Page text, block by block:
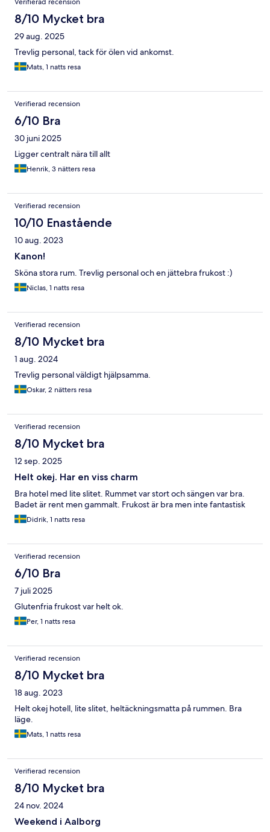
Verifierad recension
8/10 Mycket bra
29 aug. 2025
Trevlig personal, tack för ölen vid ankomst.
Mats, 1 natts resa
Verifierad recension
6/10 Bra
30 juni 2025
Ligger centralt nära till allt
Henrik, 3 nätters resa
Verifierad recension
10/10 Enastående
10 aug. 2023
Kanon!
Sköna stora rum. Trevlig personal och en jättebra frukost :)
Niclas, 1 natts resa
Verifierad recension
8/10 Mycket bra
1 aug. 2024
Trevlig personal väldigt hjälpsamma.
Oskar, 2 nätters resa
Verifierad recension
8/10 Mycket bra
12 sep. 2025
Helt okej. Har en viss charm
Bra hotel med lite slitet. Rummet var stort och sängen var bra.
Badet är rent men gammalt. Frukost är bra men inte fantastisk
Didrik, 1 natts resa
Verifierad recension
6/10 Bra
7 juli 2025
Glutenfria frukost var helt ok.
Per, 1 natts resa
Verifierad recension
8/10 Mycket bra
18 aug. 2023
Helt okej hotell, lite slitet, heltäckningsmatta på rummen. Bra
läge.
Mats, 1 natts resa
Verifierad recension
8/10 Mycket bra
24 nov. 2024
Weekend i Aalborg